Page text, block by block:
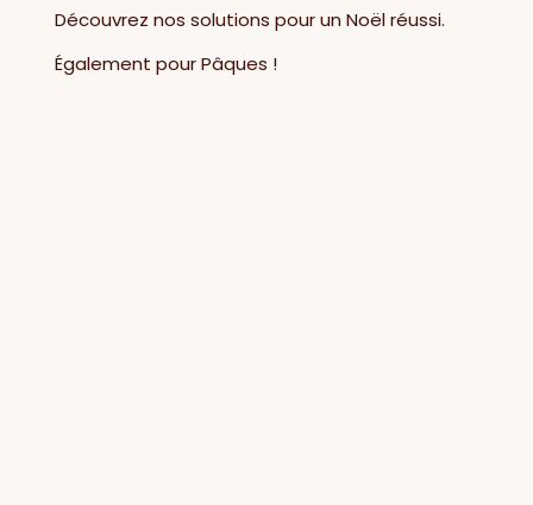
Découvrez nos solutions pour un Noël réussi.
Également pour Pâques !